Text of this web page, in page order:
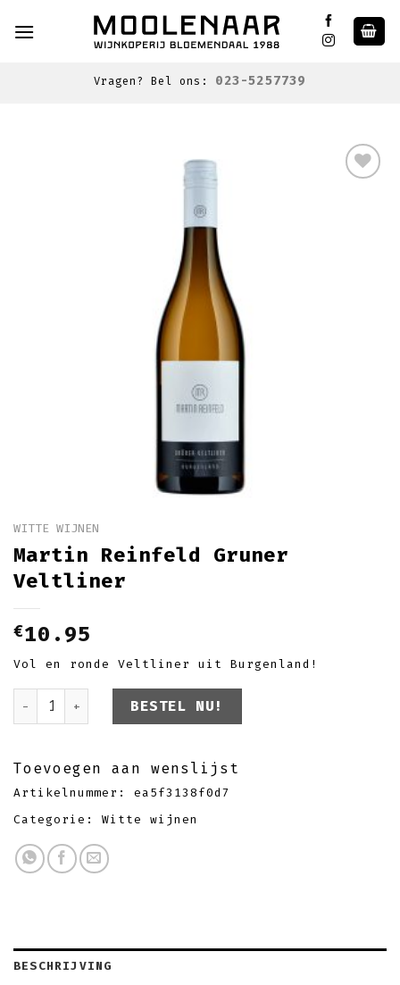
to
Vragen? Bel ons: 023-5257739
WITTE WIJNEN
Martin Reinfeld Gruner
Veltliner
€10.95
Vol en ronde Veltliner uit Burgenland!
Martin Reinfeld Gruner Veltliner aantal
BESTEL NU!
Toevoegen aan wenslijst
Artikelnummer: ea5f3138f0d7
Categorie: Witte wijnen
BESCHRIJVING